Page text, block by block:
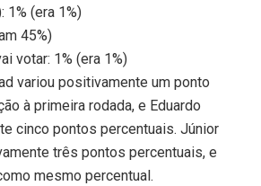
1% (era 1%)
45%)
votar: 1% (era 1%)
variou positivamente um ponto
à primeira rodada, e Eduardo
cinco pontos percentuais. Júnior
três pontos percentuais, e
mesmo percentual.